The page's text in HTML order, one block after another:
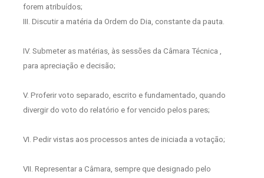
forem atribuídos;
III. Discutir a matéria da Ordem do Dia, constante da pauta.
IV. Submeter as matérias, às sessões da Câmara Técnica ,
para apreciação e decisão;
V. Proferir voto separado, escrito e fundamentado, quando
divergir do voto do relatório e for vencido pelos pares;
VI. Pedir vistas aos processos antes de iniciada a votação;
VII. Representar a Câmara, sempre que designado pelo